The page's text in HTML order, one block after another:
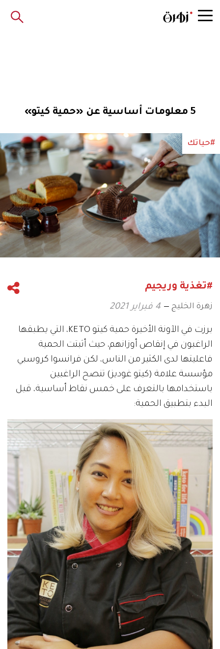
5 معلومات أساسية عن «حمية كيتو»
#حياتك
#تغذية وريجيم
زهرة الخليج 4 فبراير 2021
برزت في الآونة الأخيرة حمية كيتو KETO، التي يطبقها
الراغبون في إنقاص أوزانهم، حيث أثبتت الحمية
فاعليتها لدى الكثير من الناس، لكن فرانسوا كروسبي
مؤسسة علامة (كيتو غوديز) تنصح الراغبين
باستخدامها بالتعرف على خمس نقاط أساسية، قبل
البدء بتطبيق الحمية: